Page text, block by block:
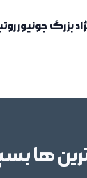
جونیور
ها